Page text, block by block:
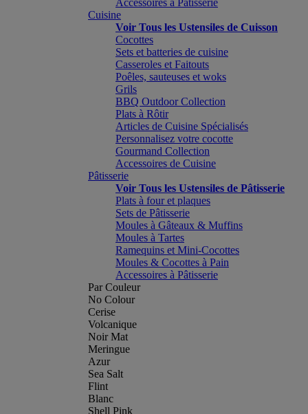
Accessoires à Pâtisserie
Cuisine
Voir Tous les Ustensiles de Cuisson
Cocottes
Sets et batteries de cuisine
Casseroles et Faitouts
Poêles, sauteuses et woks
Grils
BBQ Outdoor Collection
Plats à Rôtir
Articles de Cuisine Spécialisés
Personnalisez votre cocotte
Gourmand Collection
Accessoires de Cuisine
Pâtisserie
Voir Tous les Ustensiles de Pâtisserie
Plats à four et plaques
Sets de Pâtisserie
Moules à Gâteaux & Muffins
Moules à Tartes
Ramequins et Mini-Cocottes
Moules & Cocottes à Pain
Accessoires à Pâtisserie
Par Couleur
No Colour
Cerise
Volcanique
Noir Mat
Meringue
Azur
Sea Salt
Flint
Blanc
Shell Pink